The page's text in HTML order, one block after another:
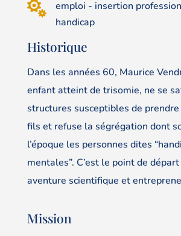

emploi - insertion
handicap
Historique
Dans les années 60, Maurice
enfant atteint de trisomie, ne se
structures susceptibles de prendre
fils et refuse la ségrégation dont
l’époque les personnes dites
mentales”. C’est le point de départ
aventure scientifique et
Mission